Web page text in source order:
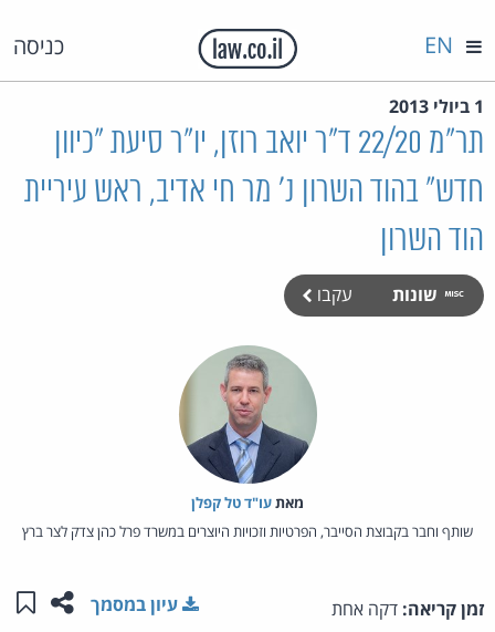
כניסה EN
1 ביולי 2013
תר"מ 22/20 ד"ר יואב רוזן, יו"ר סיעת "כיוון
חדש" בהוד השרון נ' מר חי אדיב, ראש עיריית
הוד השרון
שונות עקבו
מאת‏עו"ד טל קפלן
שותף וחבר בקבוצת הסייבר, הפרטיות וזכויות היוצרים במשרד פרל כהן צדק לצר ברץ
זמן קריאה: דקה אחת שתפו
עיון במסמך